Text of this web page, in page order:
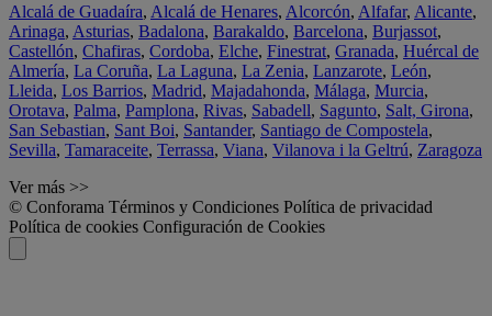
Alcalá de Guadaíra, Alcalá de Henares, Alcorcón, Alfafar, Alicante,
Arinaga, Asturias, Badalona, Barakaldo, Barcelona, Burjassot,
Castellón, Chafiras, Cordoba, Elche, Finestrat, Granada, Huércal de
Almería, La Coruña, La Laguna, La Zenia, Lanzarote, León,
Lleida, Los Barrios, Madrid, Majadahonda, Málaga, Murcia,
Orotava, Palma, Pamplona, Rivas, Sabadell, Sagunto, Salt, Girona,
San Sebastian, Sant Boi, Santander, Santiago de Compostela,
Sevilla, Tamaraceite, Terrassa, Viana, Vilanova i la Geltrú, Zaragoza
Ver más >>
© Conforama Términos y Condiciones Política de privacidad
Política de cookies Configuración de Cookies